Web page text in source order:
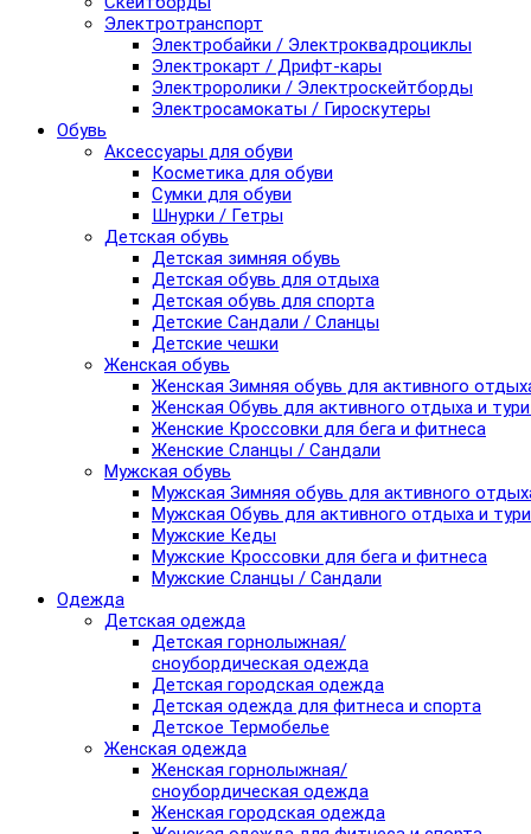
Электротранспорт
Электробайки / Электроквадроциклы
Электрокарт / Дрифт-кары
Электроролики / Электроскейтборды
Электросамокаты / Гироскутеры
Обувь
Аксессуары для обуви
Косметика для обуви
Сумки для обуви
Шнурки / Гетры
Детская обувь
Детская зимняя обувь
Детская обувь для отдыха
Детская обувь для спорта
Детские Сандали / Сланцы
Детские чешки
Женская обувь
Женская Зимняя обувь для активного
Женская Обувь для активного отдыха и
Женские Кроссовки для бега и фитнеса
Женские Сланцы / Сандали
Мужская обувь
Мужская Зимняя обувь для активного
Мужская Обувь для активного отдыха и
Мужские Кеды
Мужские Кроссовки для бега и фитнеса
Мужские Сланцы / Сандали
Одежда
Детская одежда
Детская горнолыжная/
сноубордическая одежда
Детская городская одежда
Детская одежда для фитнеса и спорта
Детское Термобелье
Женская одежда
Женская горнолыжная/
сноубордическая одежда
Женская городская одежда